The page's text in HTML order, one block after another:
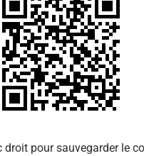
droit pour sauvegarder le